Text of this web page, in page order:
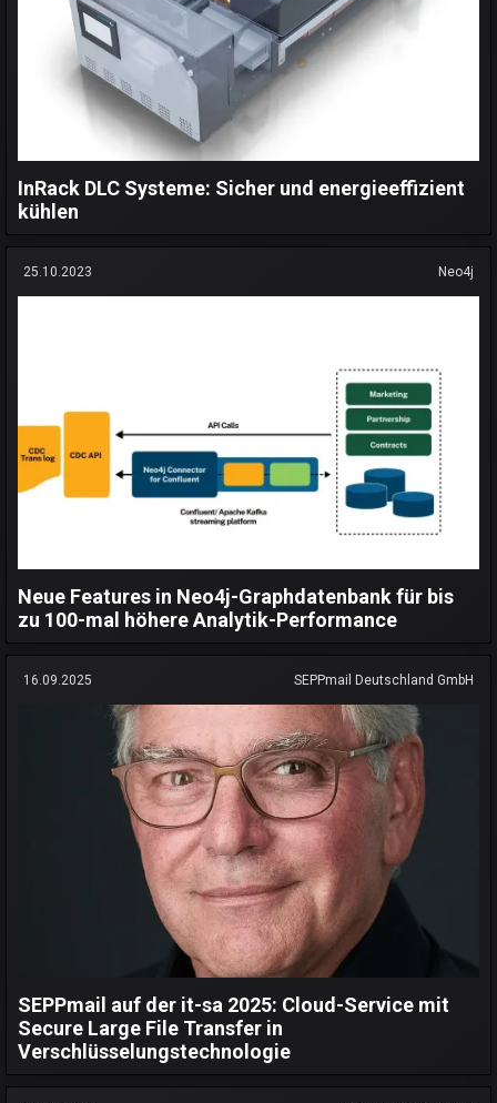
InRack DLC Systeme: Sicher und energieeffizient
kühlen
25.10.2023 Neo4j
Neue Features in Neo4j-Graphdatenbank für bis
zu 100-mal höhere Analytik-Performance
16.09.2025 SEPPmail Deutschland GmbH
SEPPmail auf der it-sa 2025: Cloud-Service mit
Secure Large File Transfer in
Verschlüsselungstechnologie